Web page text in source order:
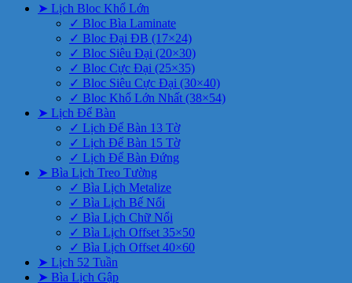
➤ Lịch Bloc Khổ Lớn
✓ Bloc Bìa Laminate
✓ Bloc Đại ĐB (17×24)
✓ Bloc Siêu Đại (20×30)
✓ Bloc Cực Đại (25×35)
✓ Bloc Siêu Cực Đại (30×40)
✓ Bloc Khổ Lớn Nhất (38×54)
➤ Lịch Để Bàn
✓ Lịch Để Bàn 13 Tờ
✓ Lịch Để Bàn 15 Tờ
✓ Lịch Để Bàn Đứng
➤ Bìa Lịch Treo Tường
✓ Bìa Lịch Metalize
✓ Bìa Lịch Bế Nổi
✓ Bìa Lịch Chữ Nổi
✓ Bìa Lịch Offset 35×50
✓ Bìa Lịch Offset 40×60
➤ Lịch 52 Tuần
➤ Bìa Lịch Gập